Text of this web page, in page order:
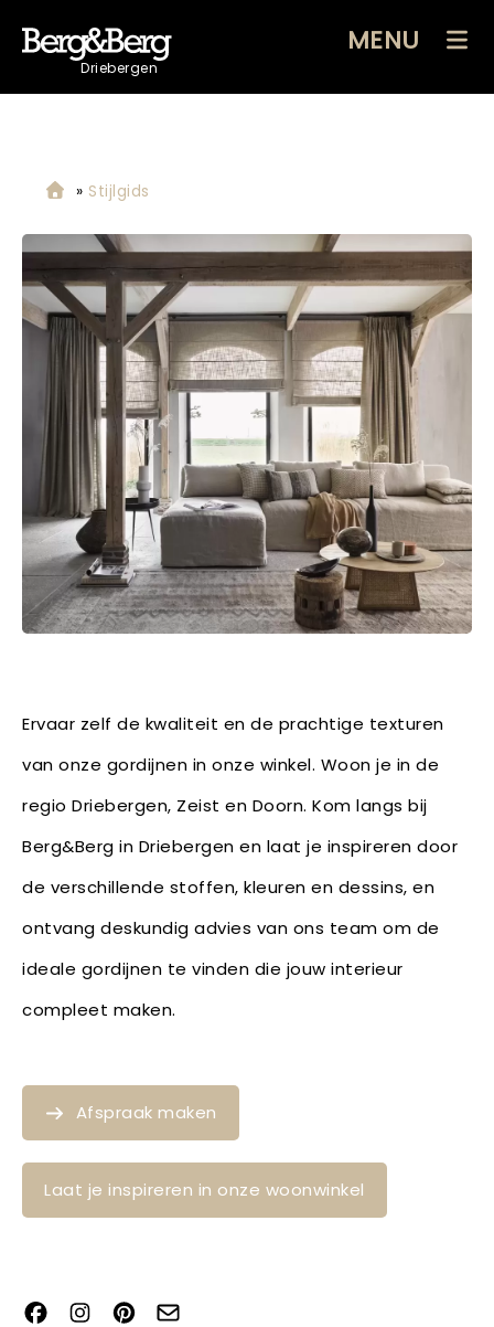
Driebergen
MENU
» Stijlgids
Ervaar zelf de kwaliteit en de prachtige texturen
van onze gordijnen in onze winkel. Woon je in de
regio Driebergen, Zeist en Doorn. Kom langs bij
Berg&Berg in Driebergen en laat je inspireren door
de verschillende stoffen, kleuren en dessins, en
ontvang deskundig advies van ons team om de
ideale gordijnen te vinden die jouw interieur
compleet maken.
Afspraak maken
Laat je inspireren in onze woonwinkel